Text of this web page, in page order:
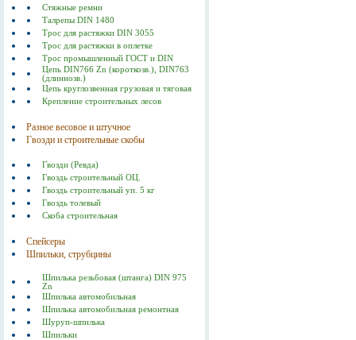
Стяжные ремни
Талрепы DIN 1480
Трос для растяжки DIN 3055
Трос для растяжки в оплетке
Трос промышленный ГОСТ и DIN
Цепь DIN766 Zn (короткозв.), DIN763
(длиннозв.)
Цепь круглозвенная грузовая и тяговая
Крепление строительных лесов
Разное весовое и штучное
Гвозди и строительные скобы
Гвозди (Ревда)
Гвоздь строительный ОЦ.
Гвоздь строительный уп. 5 кг
Гвоздь толевый
Скоба строительная
Спейсеры
Шпильки, струбцины
Шпилька резьбовая (штанга) DIN 975
Zn
Шпилька автомобильная
Шпилька автомобильная ремонтная
Шуруп-шпилька
Шпильки